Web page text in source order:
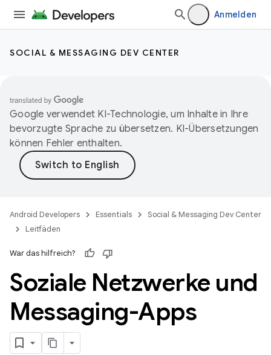
Anmelden
SOCIAL & MESSAGING DEV CENTER
Google verwendet KI-Technologie, um Inhalte in Ihre
bevorzugte Sprache zu übersetzen. KI-Übersetzungen
können Fehler enthalten.
Android Developers Essentials
Social & Messaging Dev Center
Leitfäden
War das hilfreich?
Soziale Netzwerke und
Messaging-Apps